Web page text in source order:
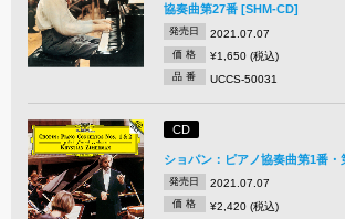
協奏曲第27番 [SHM-CD]
発売日 2021.07.07
価 格 ¥1,650 (税込)
品 番 UCCS-50031
CD
ショパン：ピアノ協奏曲第1番
発売日 2021.07.07
価 格 ¥2,420 (税込)